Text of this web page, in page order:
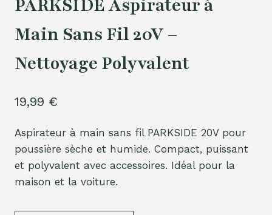
PARKSIDE Aspirateur à
Main Sans Fil 20V –
Nettoyage Polyvalent
19,99 €
Aspirateur à main sans fil PARKSIDE 20V pour
poussière sèche et humide. Compact, puissant
et polyvalent avec accessoires. Idéal pour la
maison et la voiture.